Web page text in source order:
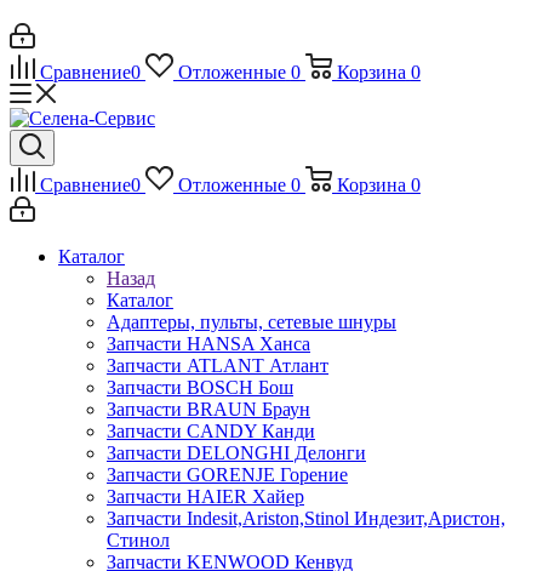
Сравнение0 Отложенные 0 Корзина 0
Сравнение0 Отложенные 0 Корзина 0
Каталог
Назад
Каталог
Адаптеры, пульты, сетевые шнуры
Запчасти HANSA Ханса
Запчасти ATLANT Атлант
Запчасти BOSCH Бош
Запчасти BRAUN Браун
Запчасти CANDY Канди
Запчасти DELONGHI Делонги
Запчасти GORENJE Горение
Запчасти HAIER Хайер
Запчасти Indesit,Ariston,Stinol Индезит,Аристон,
Стинол
Запчасти KENWOOD Кенвуд